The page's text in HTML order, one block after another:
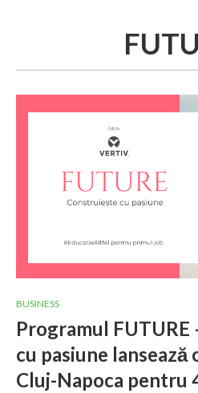
BUSINESS
Programul
cu pasiune lansează
Cluj-Napoca pentru